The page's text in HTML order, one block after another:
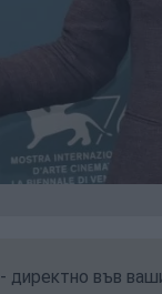
- директно във